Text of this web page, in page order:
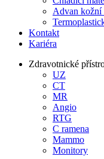
Advan kožní
Kontakt
Kariéra
Zdravotnické
UZ
CT
MR
Angio
RTG
C ramena
Mammo
Monitory